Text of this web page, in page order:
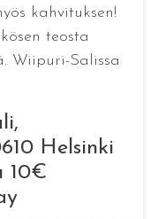
kahvituksen!
teosta
Wiipuri-Salissa
Helsinki
10€
y